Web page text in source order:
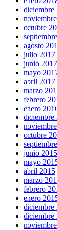
diciembre
octubre
agosto
julio 2017
junio 2017
mayo
abril 2017
marzo
febrero
enero
diciembre
octubre
junio 2015
mayo
abril 2015
marzo
febrero
enero
diciembre
diciembre